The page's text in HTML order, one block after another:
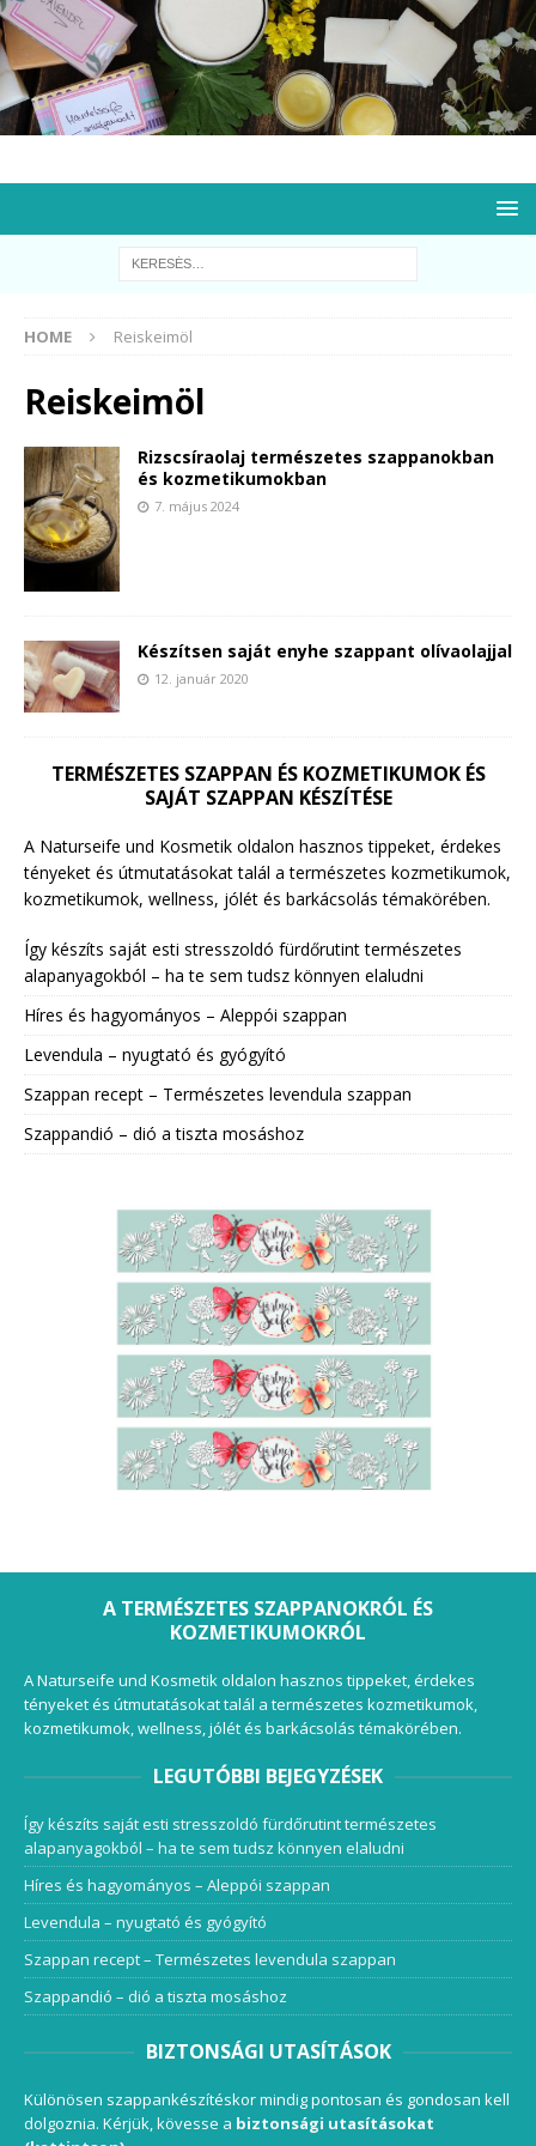
HOME Reiskeimöl
Reiskeimöl
Rizscsíraolaj természetes szappanokban
és kozmetikumokban
7. május 2024
Készítsen saját enyhe szappant olívaolajjal
12. január 2020
TERMÉSZETES SZAPPAN ÉS KOZMETIKUMOK ÉS
SAJÁT SZAPPAN KÉSZÍTÉSE
A Naturseife und Kosmetik oldalon hasznos tippeket, érdekes
tényeket és útmutatásokat talál a természetes kozmetikumok,
kozmetikumok, wellness, jólét és barkácsolás témakörében.
Így készíts saját esti stresszoldó fürdőrutint természetes
alapanyagokból – ha te sem tudsz könnyen elaludni
Híres és hagyományos – Aleppói szappan
Levendula – nyugtató és gyógyító
Szappan recept – Természetes levendula szappan
Szappandió – dió a tiszta mosáshoz
A TERMÉSZETES SZAPPANOKRÓL ÉS
KOZMETIKUMOKRÓL
A Naturseife und Kosmetik oldalon hasznos tippeket, érdekes
tényeket és útmutatásokat talál a természetes kozmetikumok,
kozmetikumok, wellness, jólét és barkácsolás témakörében.
LEGUTÓBBI BEJEGYZÉSEK
Így készíts saját esti stresszoldó fürdőrutint természetes
alapanyagokból – ha te sem tudsz könnyen elaludni
Híres és hagyományos – Aleppói szappan
Levendula – nyugtató és gyógyító
Szappan recept – Természetes levendula szappan
Szappandió – dió a tiszta mosáshoz
BIZTONSÁGI UTASÍTÁSOK
Különösen szappankészítéskor mindig pontosan és gondosan kell
dolgoznia. Kérjük, kövesse a biztonsági utasításokat